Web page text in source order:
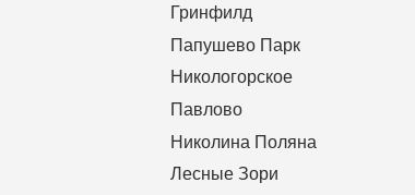
Гринфилд
Папушево Парк
Никологорское
Павлово
Николина Поляна
Лесные Зори